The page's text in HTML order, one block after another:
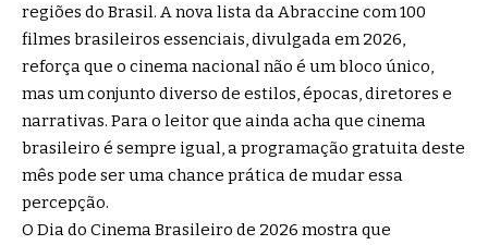
regiões do Brasil. A nova lista da Abraccine com 100
filmes brasileiros essenciais, divulgada em 2026,
reforça que o cinema nacional não é um bloco único,
mas um conjunto diverso de estilos, épocas, diretores e
narrativas. Para o leitor que ainda acha que cinema
brasileiro é sempre igual, a programação gratuita deste
mês pode ser uma chance prática de mudar essa
percepção.
O Dia do Cinema Brasileiro de 2026 mostra que